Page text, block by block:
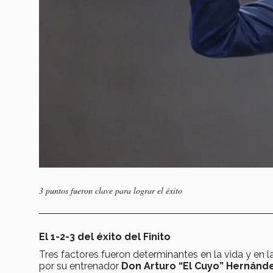
3 puntos fueron clave para lograr el éxito
El 1-2-3 del éxito del Finito
Tres factores fueron determinantes en la vida y en
por su entrenador Don Arturo “El Cuyo”